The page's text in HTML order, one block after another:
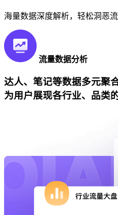
海量数据深度解析，轻松洞恶
流量数据分析
达人、笔记等数据多元聚
为用户展现各行业、品类